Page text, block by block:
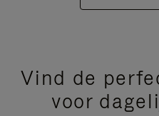
Vind de
voor